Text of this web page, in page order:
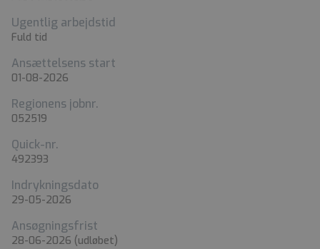
Ugentlig arbejdstid
Fuld tid
Ansættelsens start
01-08-2026
Regionens jobnr.
052519
Quick-nr.
492393
Indrykningsdato
29-05-2026
Ansøgningsfrist
28-06-2026 (udløbet)